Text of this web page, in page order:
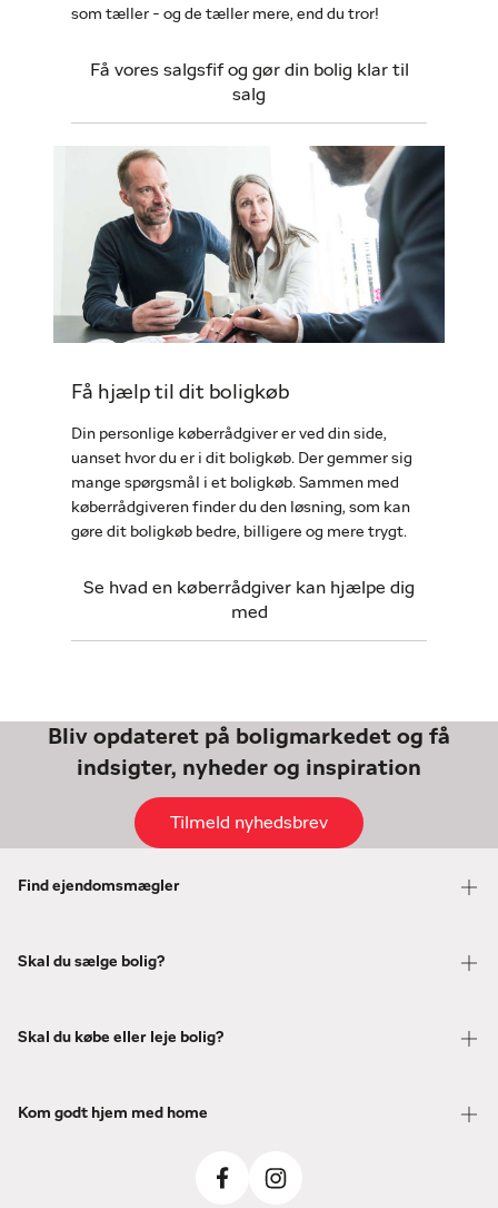
som tæller - og de tæller mere, end du tror!
Få vores salgsfif og gør din bolig klar til
salg
Få hjælp til dit boligkøb
Din personlige køberrådgiver er ved din side,
uanset hvor du er i dit boligkøb. Der gemmer sig
mange spørgsmål i et boligkøb. Sammen med
køberrådgiveren finder du den løsning, som kan
gøre dit boligkøb bedre, billigere og mere trygt.
Se hvad en køberrådgiver kan hjælpe dig
med
Bliv opdateret på boligmarkedet og få
indsigter, nyheder og inspiration
Tilmeld nyhedsbrev
Find ejendomsmægler
Skal du sælge bolig?
Skal du købe eller leje bolig?
Kom godt hjem med home